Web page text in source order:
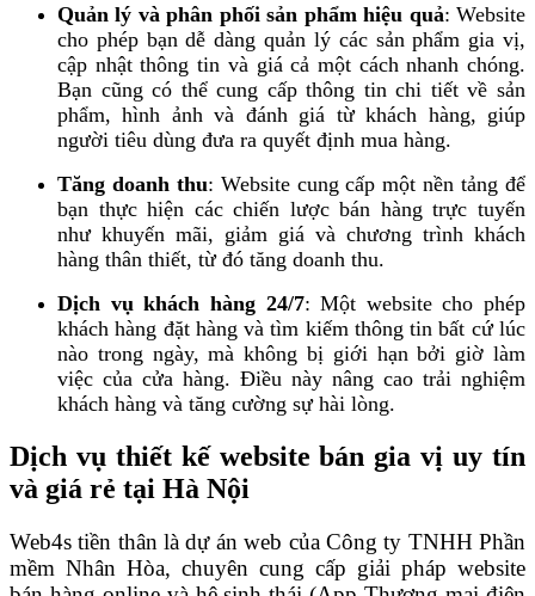
Quản lý và phân phối sản phẩm hiệu quả: Website
cho phép bạn dễ dàng quản lý các sản phẩm gia vị,
cập nhật thông tin và giá cả một cách nhanh chóng.
Bạn cũng có thể cung cấp thông tin chi tiết về sản
phẩm, hình ảnh và đánh giá từ khách hàng, giúp
người tiêu dùng đưa ra quyết định mua hàng.
Tăng doanh thu: Website cung cấp một nền tảng để
bạn thực hiện các chiến lược bán hàng trực tuyến
như khuyến mãi, giảm giá và chương trình khách
hàng thân thiết, từ đó tăng doanh thu.
Dịch vụ khách hàng 24/7: Một website cho phép
khách hàng đặt hàng và tìm kiếm thông tin bất cứ lúc
nào trong ngày, mà không bị giới hạn bởi giờ làm
việc của cửa hàng. Điều này nâng cao trải nghiệm
khách hàng và tăng cường sự hài lòng.
Dịch vụ thiết kế website bán gia vị uy tín
và giá rẻ tại Hà Nội
Web4s tiền thân là dự án web của Công ty TNHH Phần
mềm Nhân Hòa, chuyên cung cấp giải pháp website